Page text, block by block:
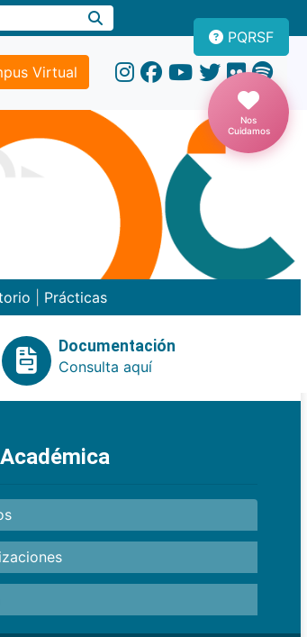
Virtual
PQRSF
Nos
Cuidamos
Prácticas
Documentación
Consulta aquí